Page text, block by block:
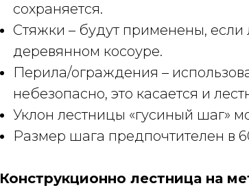
сохраняется.
Стяжки – будут применены, если
деревянном косоуре.
Перила/ограждения –
небезопасно, это касается и
Уклон лестницы «гусиный шаг»
Размер шага предпочтителен в
Конструкционно лестница на